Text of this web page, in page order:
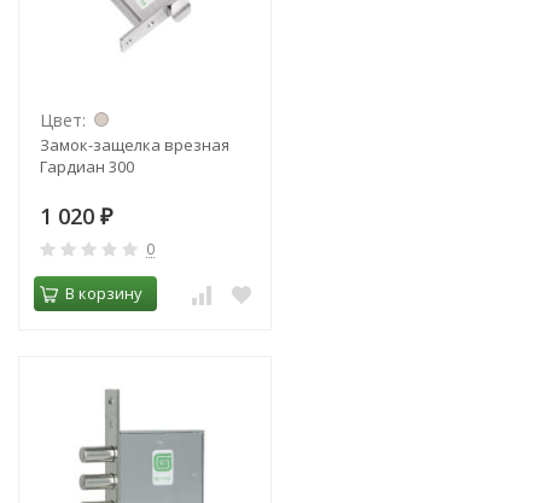
Цвет:
Замок-защелка врезная
Гардиан 300
1 020 ₽
0
В корзину